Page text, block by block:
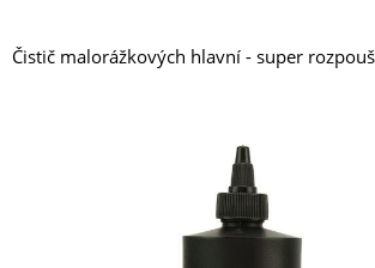
Čistič malorážkových hlavní - super